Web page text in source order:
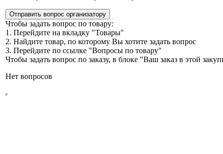
Отправить вопрос организатору
Чтобы задать вопрос по товару:
1. Перейдите на вкладку "Товары"
2. Найдите товар, по которому Вы хотите задать вопрос
3. Перейдите по ссылке "Вопросы по товару"
Чтобы задать вопрос по заказу, в блоке "Ваш заказ в этой
Нет вопросов